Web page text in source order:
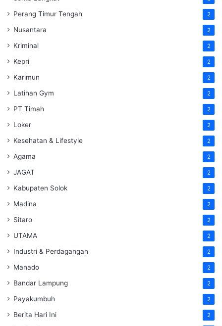
Perang Timur Tengah 2
Nusantara 2
Kriminal 2
Kepri 2
Karimun 2
Latihan Gym 2
PT Timah 2
Loker 2
Kesehatan & Lifestyle 2
Agama 2
JAGAT 2
Kabupaten Solok 2
Madina 2
Sitaro 2
UTAMA 2
Industri & Perdagangan 2
Manado 2
Bandar Lampung 2
Payakumbuh 2
Berita Hari Ini 2